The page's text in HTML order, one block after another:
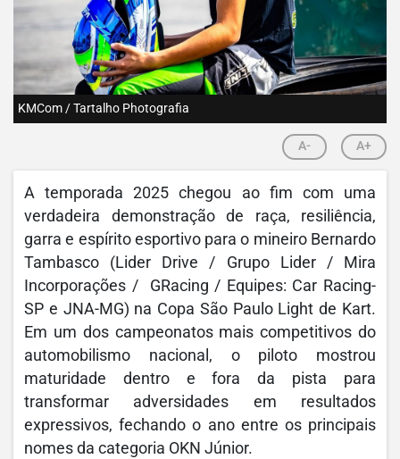
KMCom / Tartalho Photografia
A- A+
A temporada 2025 chegou ao fim com uma
verdadeira demonstração de raça, resiliência,
garra e espírito esportivo para o mineiro Bernardo
Tambasco (Lider Drive / Grupo Lider / Mira
Incorporações / GRacing / Equipes: Car Racing-
SP e JNA-MG) na Copa São Paulo Light de Kart.
Em um dos campeonatos mais competitivos do
automobilismo nacional, o piloto mostrou
maturidade dentro e fora da pista para
transformar adversidades em resultados
expressivos, fechando o ano entre os principais
nomes da categoria OKN Júnior.